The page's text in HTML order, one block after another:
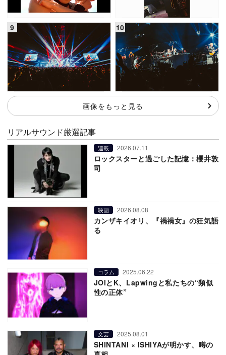
画像をもっと見る
リアルサウンド厳選記事
連載 2026.07.11
ロックスターと過ごした記憶：櫻井敦
司
映画 2026.08.08
カンザキイオリ、『禍禍女』の狂気語
る
コラム 2025.06.22
JOIとK、Lapwingと私たちの“類似
性の正体”
文芸 2025.08.01
SHINTANI × ISHIYAが明かす、噂の